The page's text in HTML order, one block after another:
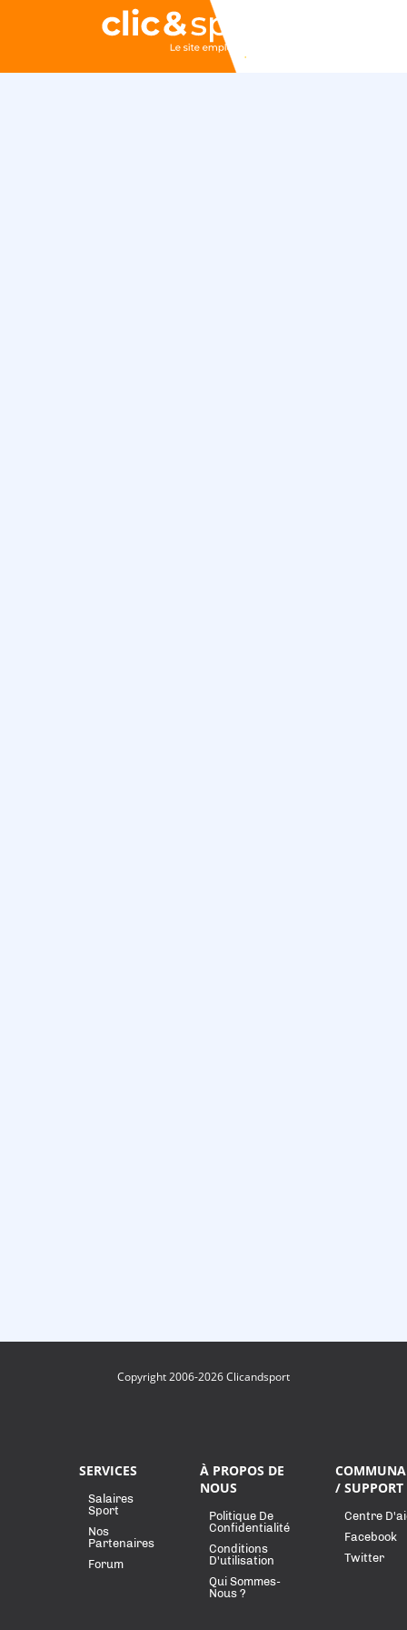
Copyright 2006-2026 Clicandsport
SERVICES
Salaires
Sport
Nos
Partenaires
Forum
À PROPOS DE
NOUS
Politique De
Confidentialité
Conditions
D'utilisation
Qui Sommes-
Nous ?
/ SUPPORT
Centre
Facebook
Twitter